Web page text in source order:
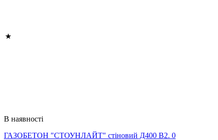
В наявності
ГАЗОБЕТОН "СТОУНЛАЙТ" стіновий Д400 В2. 0